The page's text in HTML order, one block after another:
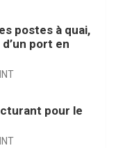
postes à quai,
port en
pour le